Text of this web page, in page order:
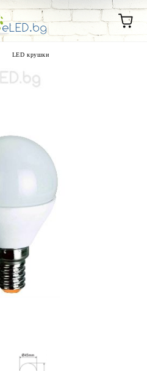
LED крушки